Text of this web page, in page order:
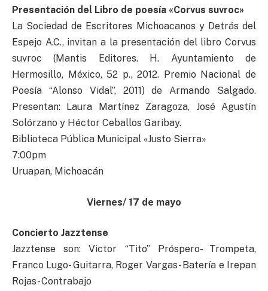
Presentación del Libro de poesía «Corvus suvroc»
La Sociedad de Escritores Michoacanos y Detrás del
Espejo A.C., invitan a la presentación del libro Corvus
suvroc (Mantis Editores. H. Ayuntamiento de
Hermosillo, México, 52 p., 2012. Premio Nacional de
Poesía “Alonso Vidal”, 2011) de Armando Salgado.
Presentan: Laura Martínez Zaragoza, José Agustín
Solórzano y Héctor Ceballos Garibay.
Biblioteca Pública Municipal «Justo Sierra»
7:00pm
Uruapan, Michoacán
Viernes/ 17 de mayo
Concierto Jazztense
Jazztense son: Victor “Tito” Próspero- Trompeta,
Franco Lugo- Guitarra, Roger Vargas- Batería e Irepan
Rojas- Contrabajo